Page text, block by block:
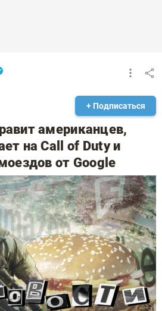
+ Подписаться
американцев,
на Call of Duty и
от Google